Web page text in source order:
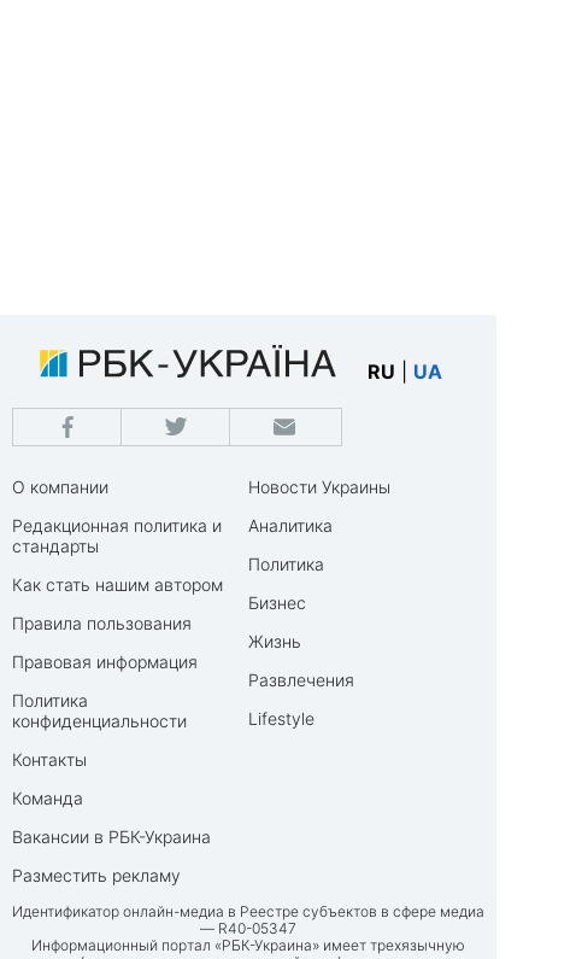
RU UA
О компании
Редакционная политика и
стандарты
Как стать нашим автором
Правила пользования
Правовая информация
Политика
конфиденциальности
Контакты
Команда
Вакансии в РБК-Украина
Разместить рекламу
Новости Украины
Аналитика
Политика
Бизнес
Жизнь
Развлечения
Lifestyle
Идентификатор онлайн-медиа в Реестре субъектов в сфере медиа
— R40-05347
Информационный портал «РБК-Украина» имеет трехязычную